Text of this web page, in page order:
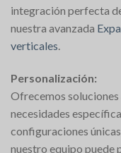
integración perfecta
nuestra avanzada
verticales.
Personalización:
Ofrecemos
necesidades
configuraciones
nuestro equipo puede